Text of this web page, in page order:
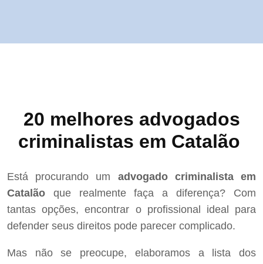
20 melhores advogados
criminalistas em Catalão
Está procurando um advogado criminalista em
Catalão que realmente faça a diferença? Com
tantas opções, encontrar o profissional ideal para
defender seus direitos pode parecer complicado.
Mas não se preocupe, elaboramos a lista dos